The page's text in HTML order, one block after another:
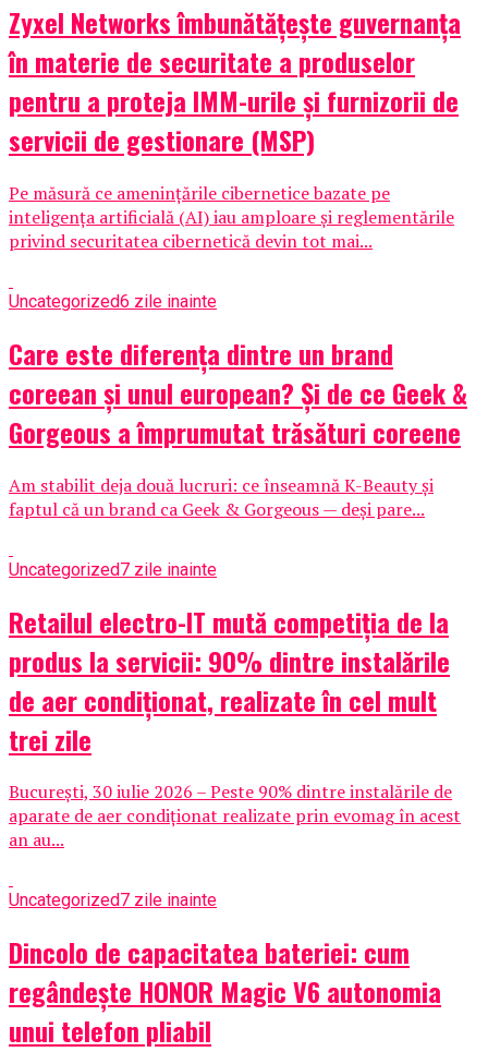
Zyxel Networks îmbunătățește guvernanța
în materie de securitate a produselor
pentru a proteja IMM-urile și furnizorii de
servicii de gestionare (MSP)
Pe măsură ce amenințările cibernetice bazate pe
inteligența artificială (AI) iau amploare și reglementările
privind securitatea cibernetică devin tot mai...
Uncategorized6 zile inainte
Care este diferența dintre un brand
coreean și unul european? Și de ce Geek &
Gorgeous a împrumutat trăsături coreene
Am stabilit deja două lucruri: ce înseamnă K-Beauty și
faptul că un brand ca Geek & Gorgeous — deși pare...
Uncategorized7 zile inainte
Retailul electro-IT mută competiția de la
produs la servicii: 90% dintre instalările
de aer condiționat, realizate în cel mult
trei zile
București, 30 iulie 2026 – Peste 90% dintre instalările de
aparate de aer condiționat realizate prin evomag în acest
an au...
Uncategorized7 zile inainte
Dincolo de capacitatea bateriei: cum
regândește HONOR Magic V6 autonomia
unui telefon pliabil